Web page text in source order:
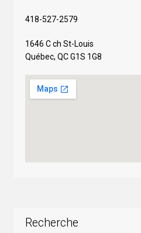
418-527-2579
1646 C ch St-Louis
Québec, QC G1S 1G8
Recherche